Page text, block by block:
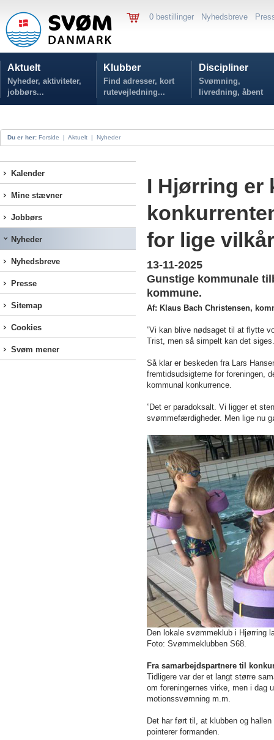
0 bestillinger Nyhedsbreve
Aktuelt
Nyheder, aktiviteter,
jobbørs...
Klubber
Find adresser, kort
rutevejledning...
Discipliner
Svømning,
livredning, åbent
vand...
Du er her: Forside | Aktuelt | Nyheder
Kalender
Mine stævner
Jobbørs
Nyheder
Nyhedsbreve
Presse
Sitemap
Cookies
Svøm mener
I Hjørring er
for lige vilkår
13-11-2025
Gunstige kommunale
kommune.
Af: Klaus Bach Christensen,
”Vi kan blive nødsaget til at flytte
Trist, men så simpelt kan det
Så klar er beskeden fra Lars
fremtidsudsigterne for foreningen,
kommunal konkurrence.
”Det er paradoksalt. Vi ligger et
svømmefærdigheder. Men lige nu
Den lokale svømmeklub i Hjørring
Foto: Svømmeklubben S68.
Fra samarbejdspartnere til
Tidligere var der et langt større
om foreningernes virke, men i dag
motionssvømning m.m.
Det har ført til, at klubben og
pointerer formanden.